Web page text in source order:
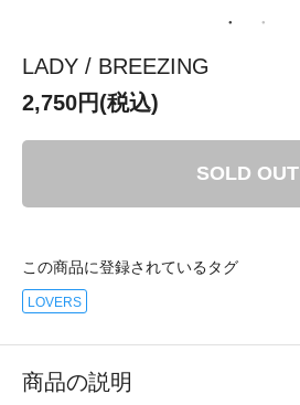
LADY / BREEZING
2,750円(税込)
SOLD OUT
この商品に登録されているタグ
LOVERS
商品の説明